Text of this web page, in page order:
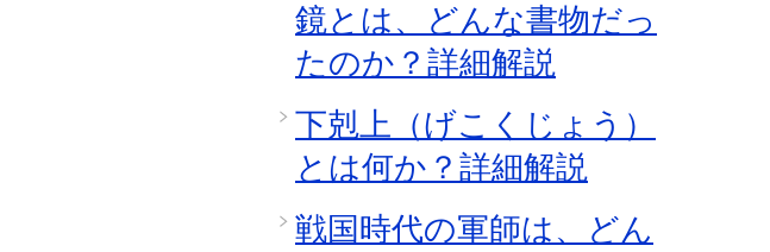
鏡とは、どんな書物だっ
たのか？詳細解説
下剋上（げこくじょう）
とは何か？詳細解説
戦国時代の軍師は、どん